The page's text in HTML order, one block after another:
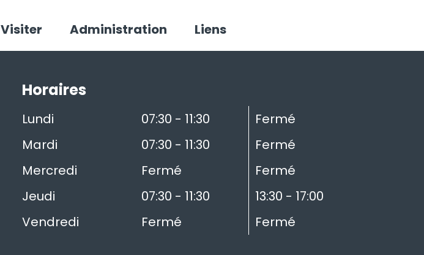
Visiter Administration Liens
Horaires
Lundi 07:30 - 11:30
Fermé
Mardi
07:30 - 11:30
Fermé
Mercredi
Fermé
Fermé
Jeudi
07:30 - 11:30
13:30 - 17:00
Vendredi
Fermé Fermé